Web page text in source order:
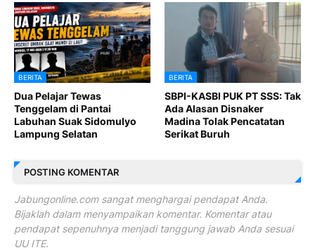
BERITA
Dua Pelajar Tewas
Tenggelam di Pantai
Labuhan Suak Sidomulyo
Lampung Selatan
BERITA
SBPI-KASBI PUK PT SSS: Tak
Ada Alasan Disnaker
Madina Tolak Pencatatan
Serikat Buruh
POSTING KOMENTAR
Jabungonline.com sangat menghargai pendapat Anda.
Bijaklah dalam menyampaikan komentar. Komentar atau
pendapat sepenuhnya menjadi tanggung jawab Anda sesuai
UU ITE.